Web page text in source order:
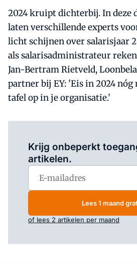
2024 kruipt dichterbij. In deze
laten verschillende experts
licht schijnen over salarisjaar
als salarisadministrateur
Jan-Bertram Rietveld,
partner bij EY: 'Eis in 2024 nóg
tafel op in je organisatie.'
Krijg onbeperkt
artikelen.
Lees 1 maand
of lees 2 artikelen per maand